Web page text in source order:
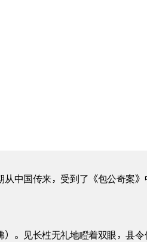
中国传来，受到了《包公奇案》
。见长栍无礼地瞪着双眼，县令